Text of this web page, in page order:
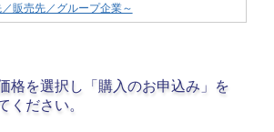
販売先／グループ企業～
格を選択し「購入のお申込み」を
ください。